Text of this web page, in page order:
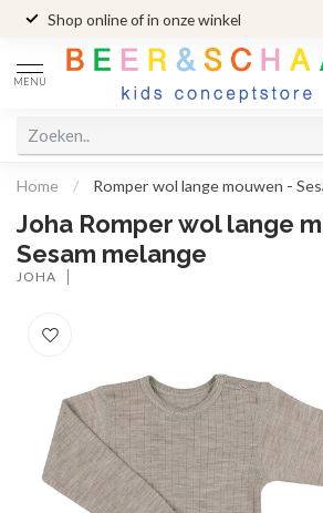
Shop online of in onze winkel
MENU
Home / Romper wol lange mouwen -
Joha Romper wol lange
Sesam melange
JOHA